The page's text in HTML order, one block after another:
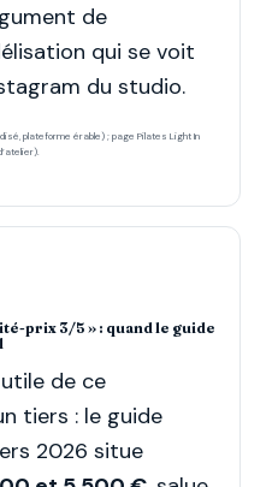
de
qui se voit
du studio.
plateforme érable) ; page Pilates Light In
prix 3/5 » : quand le guide
de ce
tiers : le guide
2026 situe